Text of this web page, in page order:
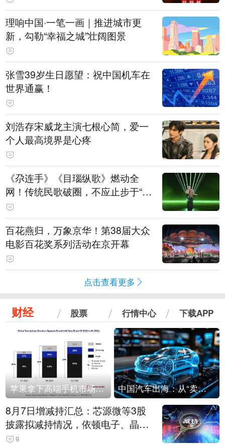
理响中国·一笔一画｜推进城市更
新，勾勒“幸福之城”壮阔图景
张雪39岁生日愿望：祝中国机车在
世界通赢！
刘浩存宋威龙主演七根心简，爱一
个人最高境界是心疼
《尕连手》《目瑙纵歌》燃动全
网！传统民歌破圈，不应止步于“上
头”
百花燕归，万象京华！第38届大众
电影百花奖系列活动在京开幕
点击查看更多
财经 股票 行情中心 下载APP
苹果拿下高端手机市场65%的份额：iPhone 17系列功不可没 中国汽车出海：从“卖出去”到“走进去”
8月7日增减持汇总：芯源微等3股
披露拟减持情况，依顿电子、晶华
微拟增持（表）
9